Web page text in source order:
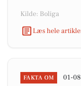
Kilde: Boliga
Læs hele
FAKTA OM 01-